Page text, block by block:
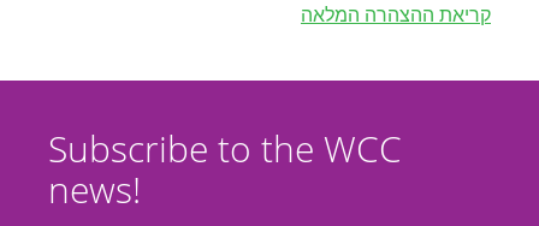
קריאת ההצהרה המלאה
Subscribe to the WCC
news!